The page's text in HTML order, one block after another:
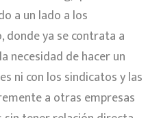
a un lado a los
donde ya se contrata a
necesidad de hacer un
ni con los sindicatos y las
a otras empresas